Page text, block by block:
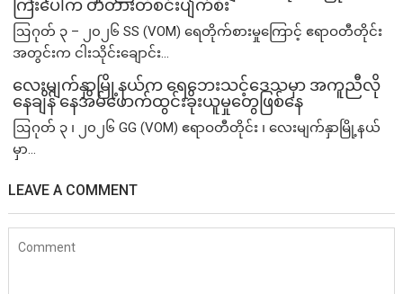
ကြီးပေါ်က တံတားတစင်းပျက်စီး
ဩဂုတ် ၃ – ၂၀၂၆ SS (VOM) ရေတိုက်စားမှုကြောင့် ဧရာဝတီတိုင်း
အတွင်းက ငါးသိုင်းချောင်း...
လေးမျက်နှာမြို့နယ်က ရေဘေးသင့်ဒေသမှာ အကူညီလို​
နေချိန် နေအိမ်ဖောက်ထွင်းခိုးယူမှုတွေဖြစ်​နေ
ဩဂုတ် ၃ ၊ ၂၀၂၆ GG (VOM) ဧရာဝတီတိုင်း ၊ လေးမျက်နှာမြို့နယ်
မှာ...
LEAVE A COMMENT